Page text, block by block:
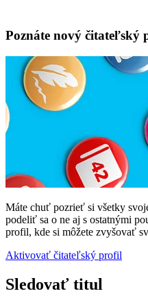
Poznáte nový čitateľský
Máte chuť pozrieť si všetky
podeliť sa o ne aj s ostatnými
profil, kde si môžete zvyšovať
Aktivovať čitateľský profil
Sledovať titul